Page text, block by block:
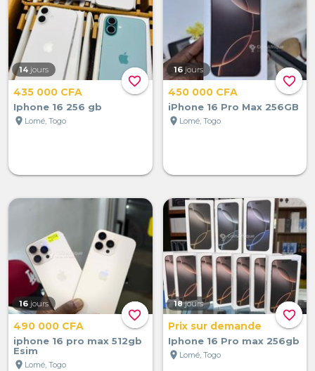
favorite_border
14 jours
435 000 CFA
Iphone 16 256 gb
location_on Lomé, Togo
favorite_border
16 jours
450 000 CFA
iPhone 16 Pro Max 256GB
location_on Lomé, Togo
favorite_border
16 jours
490 000 CFA
iphone 16 pro max 512gb
Esim
location_on Lomé, Togo
favorite_border
18 jours
Prix sur demande
Iphone 16 Pro max 256gb
location_on Lomé, Togo